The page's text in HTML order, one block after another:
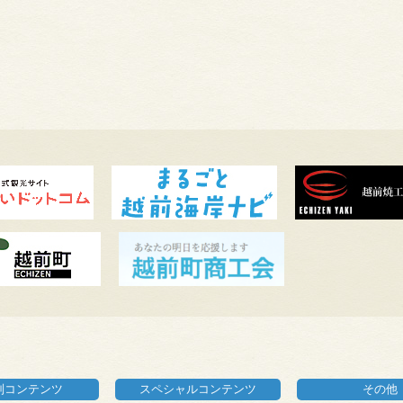
コンテンツ スペシャルコンテンツ その他